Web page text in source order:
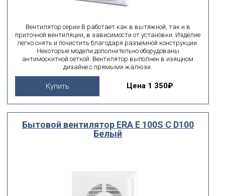
Вентилятор серии В работает как в вытяжной, так и в
приточной вентиляции, в зависимости от установки. Изделие
легко снять и почистить благодаря разъемной конструкции.
Некоторые модели дополнительно оборудованы
антимоскитной сеткой. Вентилятор выполнен в изящном
дизайне с прямыми жалюзи.
Купить Цена 1 350₽
Бытовой вентилятор ERA E 100S C D100
Белый